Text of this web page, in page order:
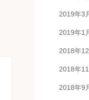
2019年3
2019年1
2018年
2018年
2018年9